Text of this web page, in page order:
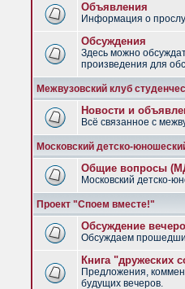
Объявления
Информация о
Обсуждения
Здесь можно
произведения для
Межвузовский клуб
Новости и
Всё связанное с
Московский детско-
Общие вопросы
Московский детско-
Проект "Споем вместе!"
Обсуждение
Обсуждаем
Книга "дружеских
Предложения,
будущих вечеров.